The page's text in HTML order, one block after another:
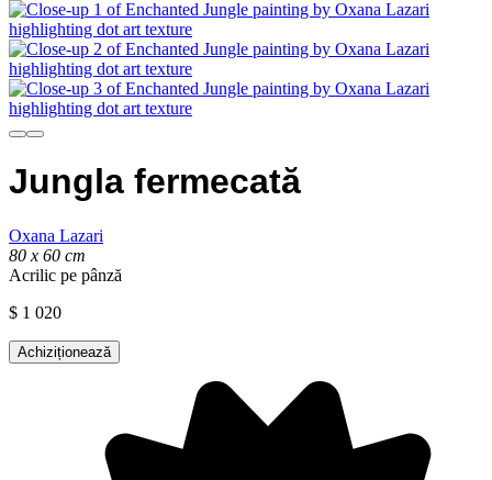
Jungla fermecată
Oxana Lazari
80 x 60 cm
Acrilic pe pânză
$ 1 020
Achiziționează